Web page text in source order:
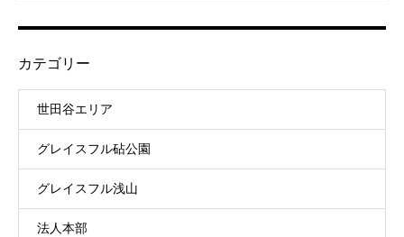
カテゴリー
世田谷エリア
グレイスフル砧公園
グレイスフル浅山
法人本部